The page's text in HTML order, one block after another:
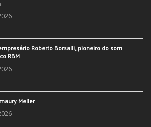
Roberto Borsalli, pioneiro do som
RBM
Meller